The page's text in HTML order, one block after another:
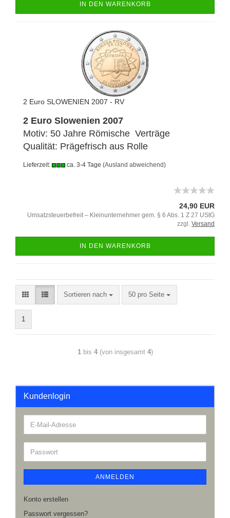
IN DEN WARENKORB
2 Euro SLOWENIEN 2007 - RV
2 Euro Slowenien 2007
Motiv: 50 Jahre Römische Verträge
Qualität: Prägefrisch aus Rolle
Lieferzeit: ca. 3-4 Tage (Ausland abweichend)
24,90 EUR
Umsatzsteuerbefreit – Kleinunternehmer gem. § 6 Abs. 1 Z 27 UStG
zzgl. Versand
IN DEN WARENKORB
Sortieren nach 50 pro Seite
1
1bis 4(von insgesamt 4)
Kundenlogin
ANMELDEN
Konto erstellen
Passwort vergessen?